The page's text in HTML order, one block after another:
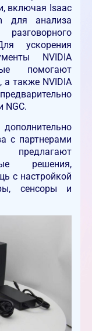
включая Isaac
для анализа
ускорения
NVIDIA
помогают
а также NVIDIA
NGC.
с партнерами
решения,
с настройкой
сенсоры и